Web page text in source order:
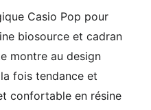
Casio Pop pour
biosource et cadran
montre au design
fois tendance et
confortable en résine